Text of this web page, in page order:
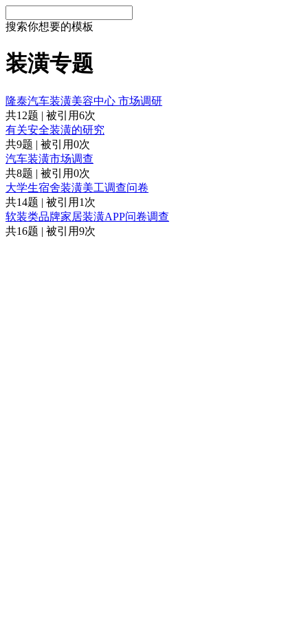
搜索你想要的模板
装潢专题
隆泰汽车装潢美容中心 市场调研
共12题 | 被引用6次
有关安全装潢的研究
共9题 | 被引用0次
汽车装潢市场调查
共8题 | 被引用0次
大学生宿舍装潢美工调查问卷
共14题 | 被引用1次
软装类品牌家居装潢APP问卷调查
共16题 | 被引用9次